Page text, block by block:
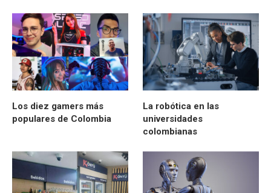
Los diez gamers más
populares de Colombia
La robótica en las
universidades
colombianas